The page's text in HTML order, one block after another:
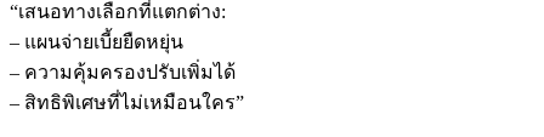
“เสนอทางเลือกที่แตกต่าง:
– แผนจ่ายเบี้ยยืดหยุ่น
– ความคุ้มครองปรับเพิ่มได้
– สิทธิพิเศษที่ไม่เหมือนใคร”